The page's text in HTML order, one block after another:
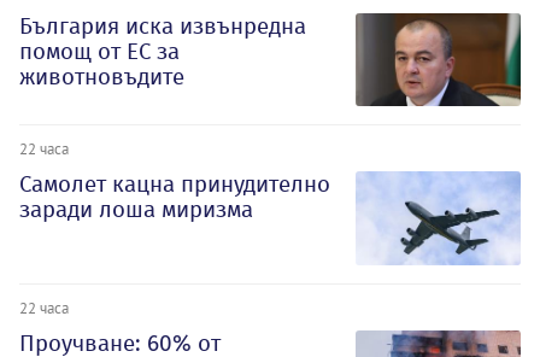
България иска извънредна
помощ от ЕС за
животновъдите
22 часа
Самолет кацна принудително
заради лоша миризма
22 часа
Проучване: 60% от